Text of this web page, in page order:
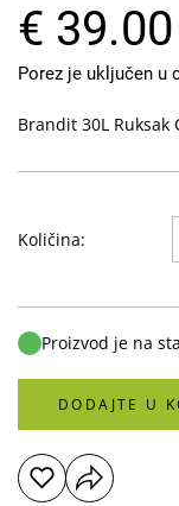
€ 39.00
Porez je uključen u
Brandit 30L Ruksak
Količina:
Proizvod je na
DODAJTE U